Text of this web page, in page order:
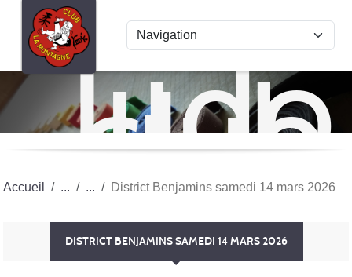
Judo
club
La
Accueil District Benjamins samedi 14 mars 2026
DISTRICT BENJAMINS SAMEDI 14 MARS 2026
Panneau de gestion des cookies